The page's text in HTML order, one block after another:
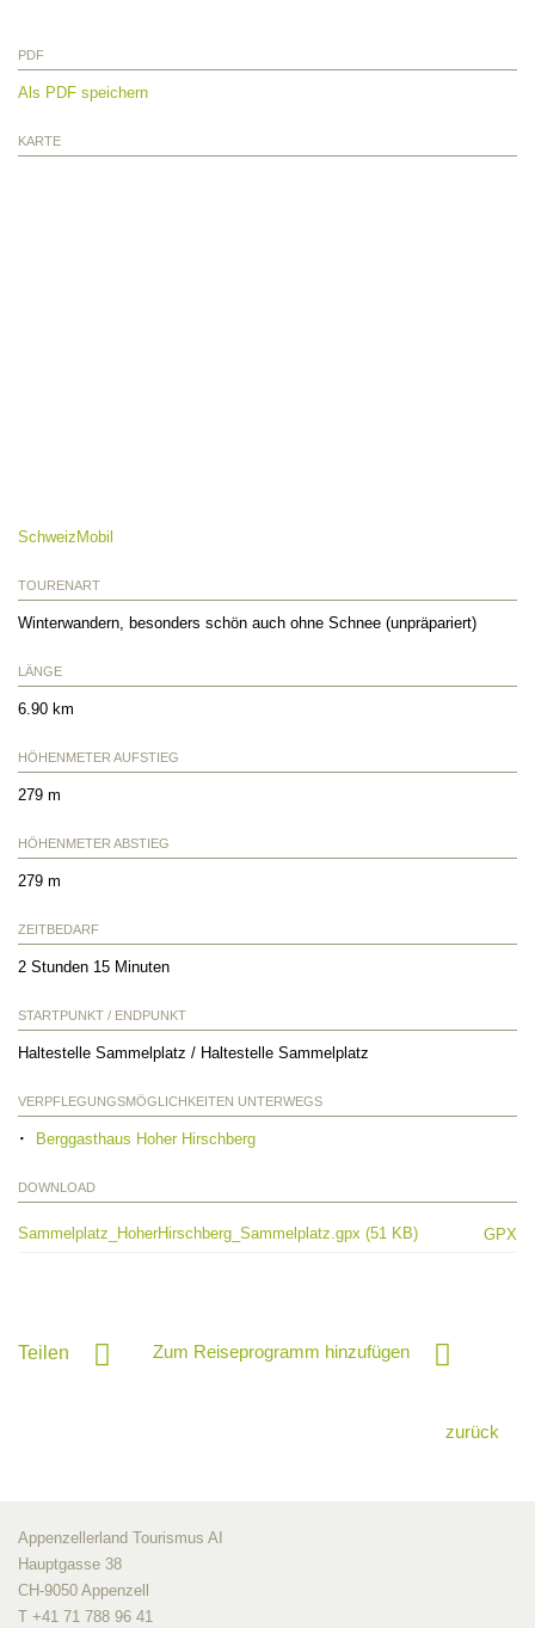
PDF
Als PDF speichern
KARTE
SchweizMobil
TOURENART
Winterwandern, besonders schön auch ohne Schnee (unpräpariert)
LÄNGE
6.90 km
HÖHENMETER AUFSTIEG
279 m
HÖHENMETER ABSTIEG
279 m
ZEITBEDARF
2 Stunden 15 Minuten
STARTPUNKT / ENDPUNKT
Haltestelle Sammelplatz / Haltestelle Sammelplatz
VERPFLEGUNGSMÖGLICHKEITEN UNTERWEGS
Berggasthaus Hoher Hirschberg
DOWNLOAD
Sammelplatz_HoherHirschberg_Sammelplatz.gpx (51 KB) GPX
Teilen Zum Reiseprogramm hinzufügen
zurück
Appenzellerland Tourismus AI
Hauptgasse 38
CH-9050 Appenzell
T +41 71 788 96 41